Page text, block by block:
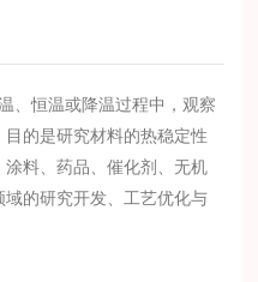
、恒温或降温过程中，观察
的是研究材料的热稳定性
料、药品、催化剂、无机
的研究开发、工艺优化与